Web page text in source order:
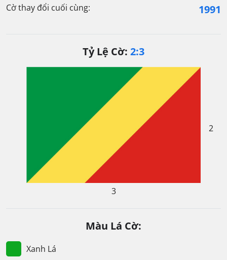
Cờ thay đổi cuối cùng: 1991
Tỷ Lệ Cờ: 2:3
3
2
Màu Lá Cờ:
Xanh Lá